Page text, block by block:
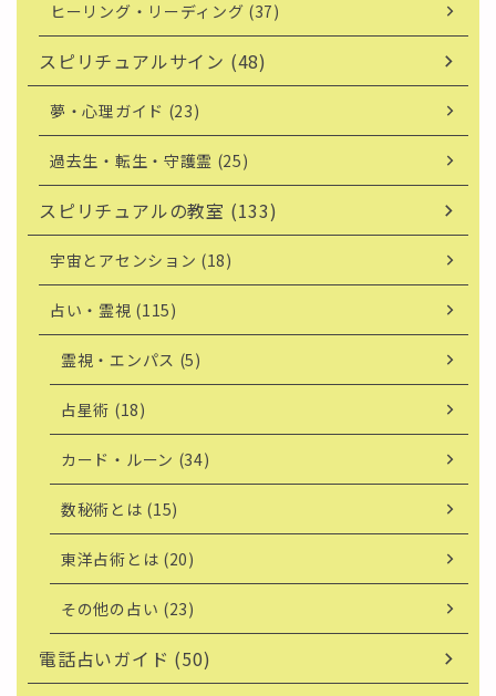
ヒーリング・リーディング (37)
スピリチュアルサイン (48)
夢・心理ガイド (23)
過去生・転生・守護霊 (25)
スピリチュアルの教室 (133)
宇宙とアセンション (18)
占い・霊視 (115)
霊視・エンパス (5)
占星術 (18)
カード・ルーン (34)
数秘術とは (15)
東洋占術とは (20)
その他の占い (23)
電話占いガイド (50)